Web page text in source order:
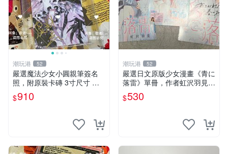
潮玩港 52
嚴選魔法少女小圓親筆簽名
照，附原裝卡磚 3寸尺寸 親
簽紀念品 小圓周邊 畫集 監督
親筆
$910
潮玩港 52
嚴選日文原版少女漫畫《青に
落雷》單冊，作者虹沢羽見精
心創作，封面藍玫瑰情侶插畫
唯美動人， STORY 32 及カ
$530